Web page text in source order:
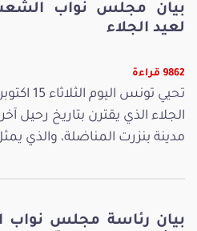
لعيد الجلاء
9862 قراءة
الجلاء الذي يقترن بتاريخ رحيل
مدينة بنزرت المناضلة، والذي
بيان رئاسة مجلس نواب